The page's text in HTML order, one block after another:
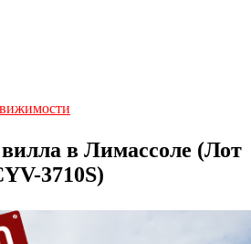
в Лимассоле (Лот
3710S)